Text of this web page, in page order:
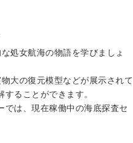
処女航海の物語を学びましょ
大の復元模型などが展示されて
ることができます。
では、現在稼働中の海底探査セ